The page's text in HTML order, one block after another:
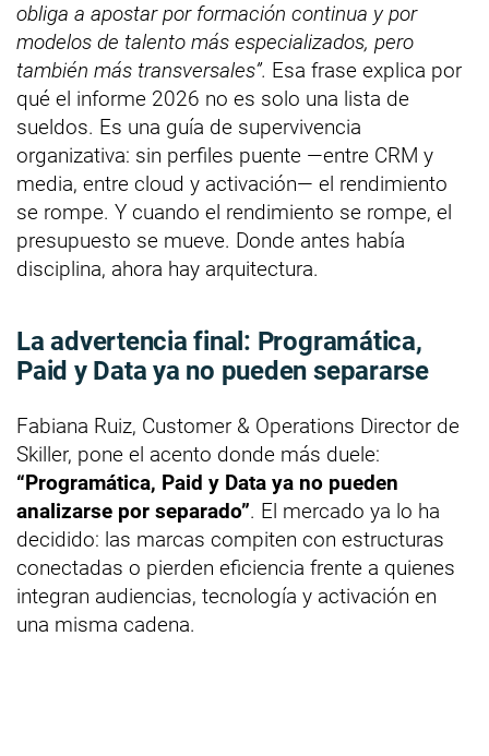
obliga a apostar por formación continua y por
modelos de talento más especializados, pero
también más transversales”. Esa frase explica por
qué el informe 2026 no es solo una lista de
sueldos. Es una guía de supervivencia
organizativa: sin perfiles puente —entre CRM y
media, entre cloud y activación— el rendimiento
se rompe. Y cuando el rendimiento se rompe, el
presupuesto se mueve. Donde antes había
disciplina, ahora hay arquitectura.
La advertencia final: Programática,
Paid y Data ya no pueden separarse
Fabiana Ruiz, Customer & Operations Director de
Skiller, pone el acento donde más duele:
“Programática, Paid y Data ya no pueden
analizarse por separado”. El mercado ya lo ha
decidido: las marcas compiten con estructuras
conectadas o pierden eficiencia frente a quienes
integran audiencias, tecnología y activación en
una misma cadena.